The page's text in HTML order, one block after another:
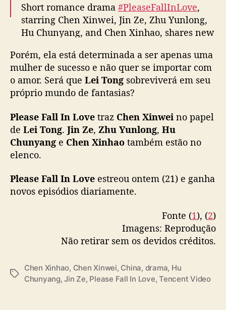
r
e
i
n
a
T
e
n
t
d
Short romance drama #PleaseFallInLove,
starring Chen Xinwei, Jin Ze, Zhu Yunlong,
Hu Chunyang, and Chen Xinhao, shares new
Video#我才不要恋爱呢
pic.twitter.com/VSNL1R4i8U
— cdrama tweets (@dramapotatoe)
Porém, ela está determinada a ser apenas uma
mulher de sucesso e não quer se importar com
o amor. Será que Lei Tong sobreviverá em seu
próprio mundo de fantasias?
Please Fall In Love traz Chen Xinwei no papel
de Lei Tong. Jin Ze, Zhu Yunlong, Hu
Chunyang e Chen Xinhao também estão no
elenco.
Please Fall In Love estreou ontem (21) e ganha
novos episódios diariamente.
Fonte (1), (2)
Imagens: Reprodução
Não retirar sem os devidos créditos.
T
Chen Xinhao, Chen Xinwei, China, drama, Hu
Chunyang,Jin Ze, Please Fall In Love,Tencent Video